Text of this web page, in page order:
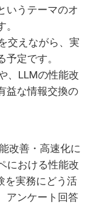
いうテーマのオ
交えながら、実
定です。
、LLMの性能改
益な情報交換の
改善・高速化に
における性能改
を実務にどう活
アンケート回答